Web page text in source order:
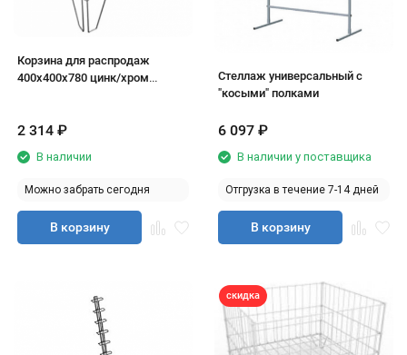
Корзина для распродаж
400х400х780 цинк/хром
2 314 ₽
В наличии
Можно забрать сегодня
В корзину
Стеллаж универсальный с
"косыми" полками
6 097 ₽
В наличии у поставщика
Отгрузка в течение 7-14 дней
В корзину
скидка